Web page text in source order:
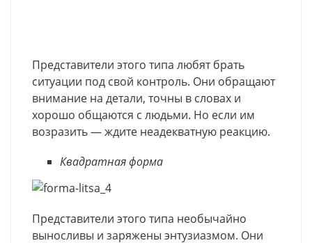
Представители этого типа любят брать
ситуации под свой контроль. Они обращают
внимание на детали, точны в словах и
хорошо общаются с людьми. Но если им
возразить — ждите неадекватную реакцию.
Квадратная форма
Представители этого типа необычайно
выносливы и заряжены энтузиазмом. Они